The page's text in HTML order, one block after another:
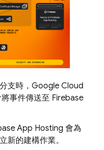
支時，Google Cloud
事件傳送至 Firebase
App Hosting 會為
新的建構作業。